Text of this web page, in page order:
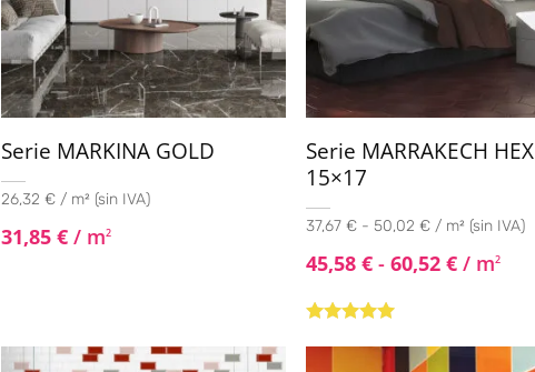
Serie MARKINA GOLD
26,32 € / m² (sin IVA)
31,85 € / m2
Serie MARRAKECH HEX
15×17
37,67 € - 50,02 € / m² (sin IVA)
45,58€ - 60,52€ / m2